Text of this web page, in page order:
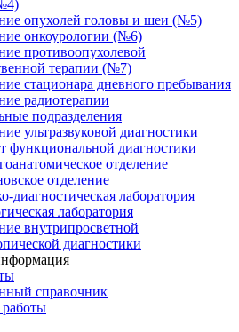
опухолей головы и шеи (№5)
онкоурологии (№6)
противоопухолевой
терапии (№7)
стационара дневного пребывания
радиотерапии
подразделения
ультразвуковой диагностики
функциональной диагностики
отделение
отделение
диагностическая лаборатория
лаборатория
внутрипросветной
диагностики
справочник